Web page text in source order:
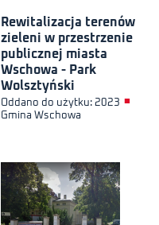
Rewitalizacja terenów
zieleni w przestrzenie
publicznej miasta
Wschowa - Park
Wolsztyński
Oddano do użytku: 2023 ■
Gmina Wschowa